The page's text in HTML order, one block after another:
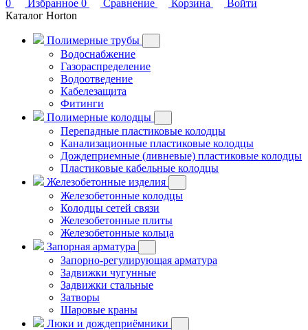
0 Избранное 0 Сравнение Корзина
Войти
Каталог Horton
Полимерные трубы
Водоснабжение
Газораспределение
Водоотведение
Кабелезащита
Фитинги
Полимерные колодцы
Перепадные пластиковые колодцы
Канализационные пластиковые колодцы
Дождеприемные (ливневые) пластиковые колодцы
Пластиковые кабельные колодцы
Железобетонные изделия
Железобетонные колодцы
Колодцы сетей связи
Железобетонные плиты
Железобетонные кольца
Запорная арматура
Запорно-регулирующая арматура
Задвижки чугунные
Задвижки стальные
Затворы
Шаровые краны
Люки и дождеприёмники